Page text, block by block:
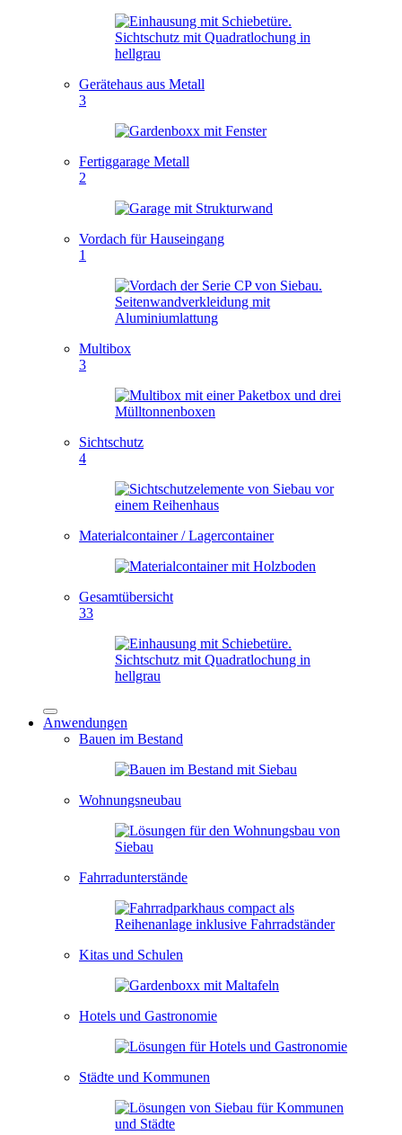
Gerätehaus aus Metall
3
Fertiggarage Metall
2
Vordach für Hauseingang
1
Multibox
3
Sichtschutz
4
Materialcontainer / Lagercontainer
Gesamtübersicht
33
Anwendungen
Bauen im Bestand
Wohnungsneubau
Fahrradunterstände
Kitas und Schulen
Hotels und Gastronomie
Städte und Kommunen